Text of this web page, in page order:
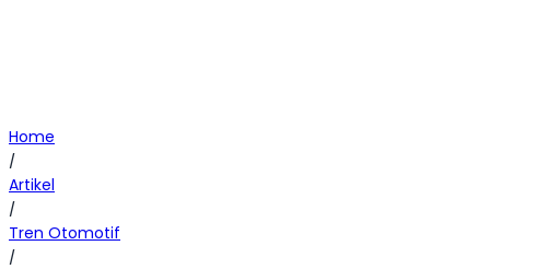
Home
/
Artikel
/
Tren Otomotif
/